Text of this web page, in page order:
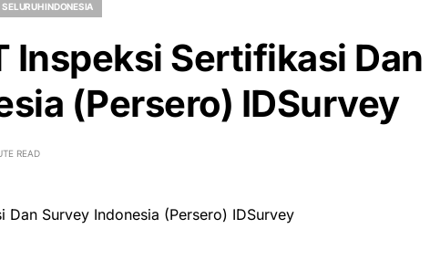
SELURUH INDONESIA
Inspeksi Sertifikasi Dan
(Persero) IDSurvey
READ